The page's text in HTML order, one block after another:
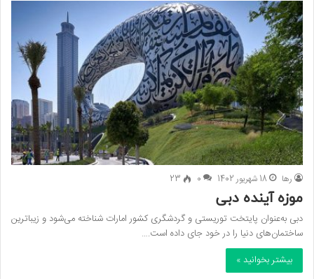
رها 18 شهریور 1402 0
23
موزه آینده دبی
دبی به‌عنوان پایتخت توریستی و گردشگری کشور امارات شناخته می‌شود و زیباترین
ساختمان‌های دنیا را در خود جای داده است.…
بیشتر بخوانید »